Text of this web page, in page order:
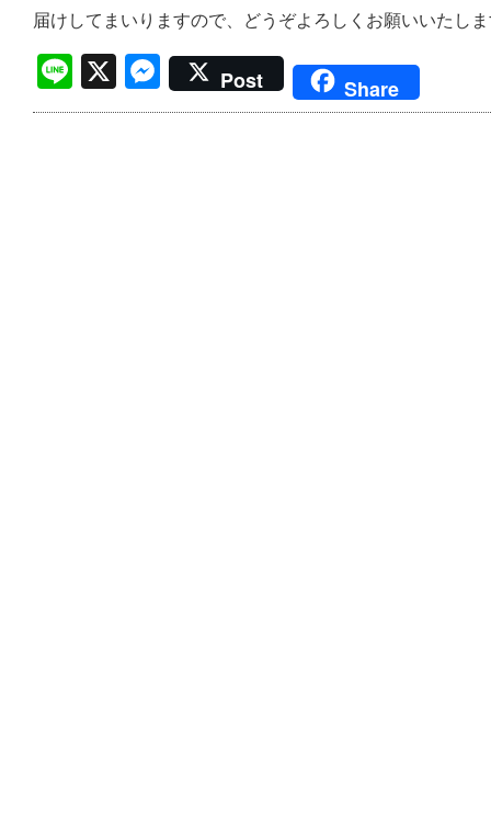
届けしてまいりますので、どうぞよろしくお願いいたし
Line
X Messenger
Post Share